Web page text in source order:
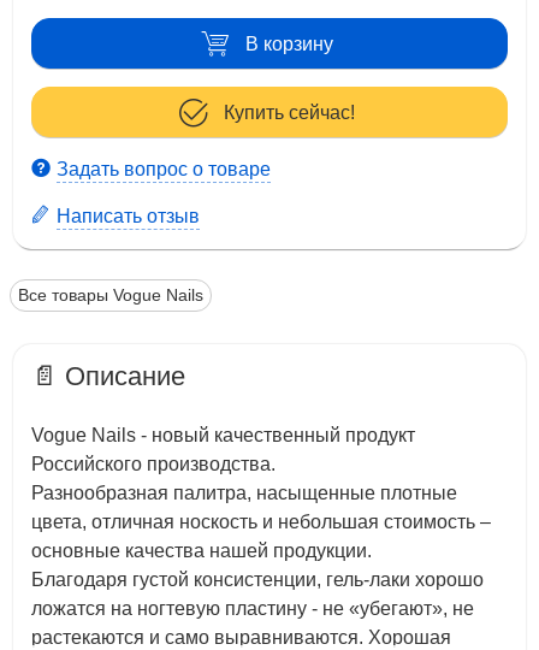
В корзину
Купить сейчас!
Задать вопрос о товаре
Написать отзыв
Все товары Vogue Nails
📄 Описание
Vogue Nails - новый качественный продукт
Российского производства.
Разнообразная палитра, насыщенные плотные
цвета, отличная носкость и небольшая стоимость –
основные качества нашей продукции.
Благодаря густой консистенции, гель-лаки хорошо
ложатся на ногтевую пластину - не «убегают», не
растекаются и само выравниваются. Хорошая